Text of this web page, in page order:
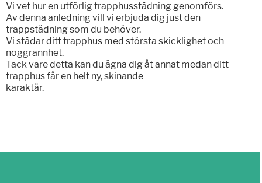
Vi vet hur en utförlig trapphusstädning genomförs.
Av denna anledning vill vi erbjuda dig just den
trappstädning som du behöver.
Vi städar ditt trapphus med största skicklighet och
noggrannhet.
Tack vare detta kan du ägna dig åt annat medan ditt
trapphus får en helt ny, skinande
karaktär.